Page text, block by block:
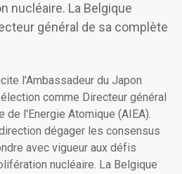
nucléaire. La Belgique
général de sa complète
l'Ambassadeur du Japon
comme Directeur général
de l'Energie Atomique (AIEA).
dégager les consensus
avec vigueur aux défis
nucléaire. La Belgique